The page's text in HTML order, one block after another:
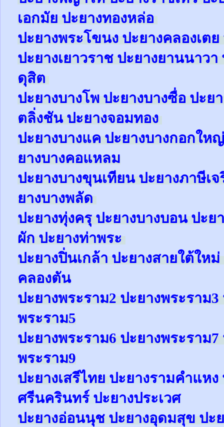
เอกมัยปะยางทองหล่อ
ปะยางพระโขนงปะยางคลองเตย
ปะยางเยาวราชปะยางยานนาวา
ดุสิต
ปะยางบางโพปะยางบางซื่อปะย
ตลิ่งชันปะยางจอมทอง
ปะยางบางแคปะยางบางกอกให
ยางบางคอแหลม
ปะยางบางขุนเทียนปะยางภาษีเ
ยางบางพลัด
ปะยางทุ่งครุปะยางบางบอนปะย
ผักปะยางท่าพระ
ปะยางปิ่นเกล้าปะยางสายใต้ใหม่
คลองตัน
ปะยางพระราม2ปะยางพระราม3
พระราม5
ปะยางพระราม6ปะยางพระราม7
พระราม9
ปะยางเสรีไทยปะยางรามคำแหง
ศรีนครินทร์ ปะยางประเวศ
ปะยางอ่อนนุชปะยางอุดมสุข ปะ